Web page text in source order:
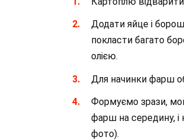
Додати яйце і
покласти багато
олією.
Для начинки фарш
Формуємо зрази,
фарш на середину,
фото).